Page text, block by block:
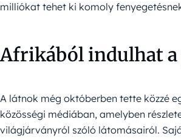
milliókat tehet ki komoly
Afrikából indulhat
A látnok még októberben tette közzé
közösségi médiában, amelyben
világjárványról szóló látomásairól.